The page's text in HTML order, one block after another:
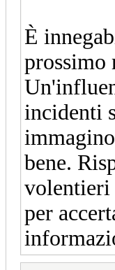
È
prossimo
incidenti
bene.
volentieri
per